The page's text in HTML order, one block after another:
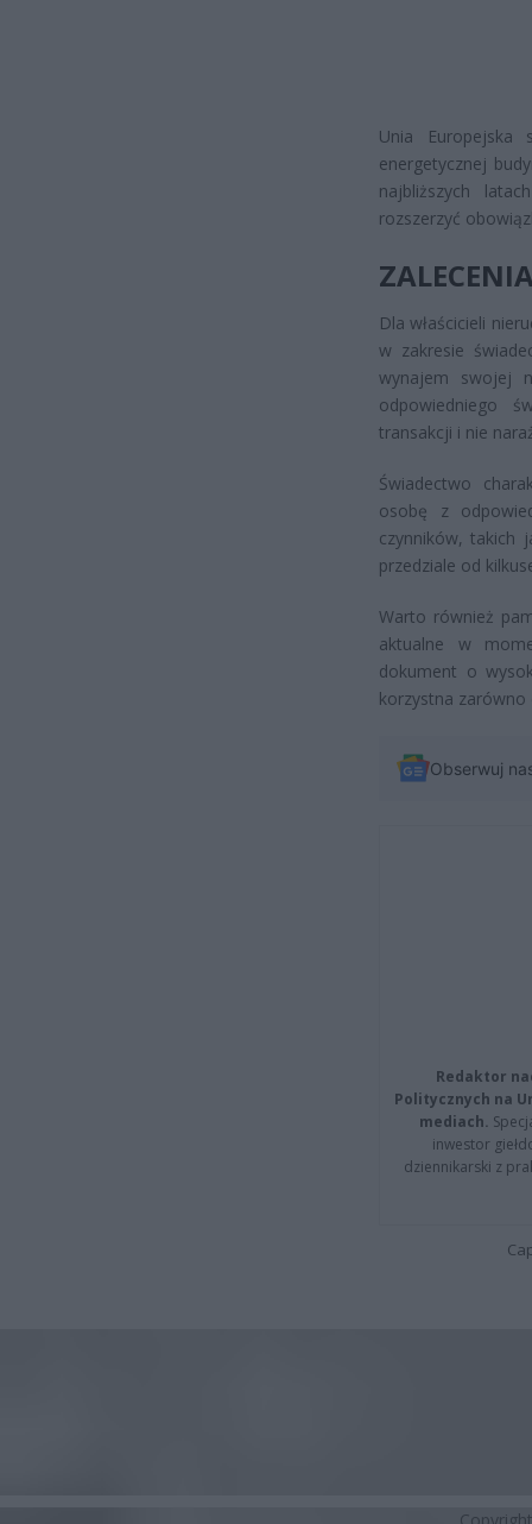
Unia Europejska
energetycznej
najbliższych
rozszerzyć
Dla właścicieli
w zakresie
wynajem swojej
odpowiedniego
transakcji i nie
Świadectwo
osobę z
czynników, takich
przedziale od
Warto również
aktualne w
dokument o
korzystna zarówno
Obserwuj
Redaktor
Politycznych na
mediach.
inwestor
dziennikarski z